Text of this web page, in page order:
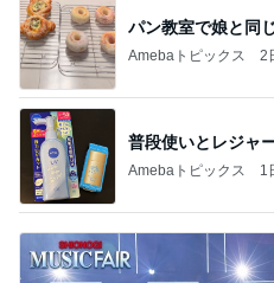
パン教室で娘と同
Amebaトピックス 2
普段使いとレジャ
Amebaトピックス 1